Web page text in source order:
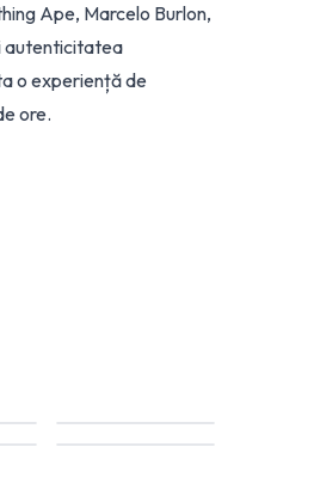
Ape, Marcelo Burlon,
autenticitatea
o experiență de
ore.